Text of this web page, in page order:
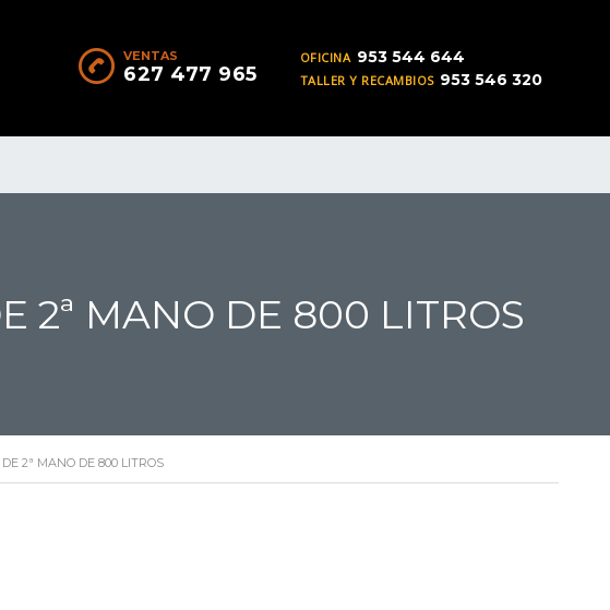
OFICINA 953 544 644
TALLER Y RECAMBIOS 953 546 320
VENTAS
627 477 965
2ª MANO DE 800 LITROS
2ª MANO DE 800 LITROS